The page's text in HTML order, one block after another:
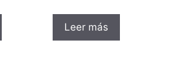
Leer más